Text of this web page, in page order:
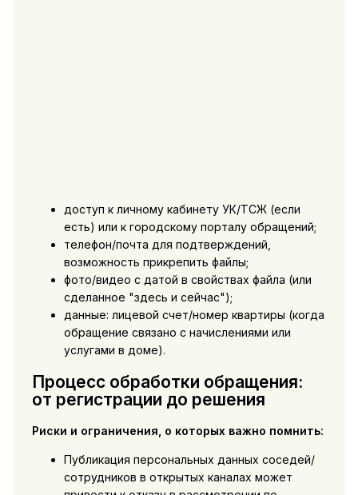
доступ к личному кабинету УК/ТСЖ (если
есть) или к городскому порталу обращений;
телефон/почта для подтверждений,
возможность прикрепить файлы;
фото/видео с датой в свойствах файла (или
сделанное "здесь и сейчас");
данные: лицевой счет/номер квартиры (когда
обращение связано с начислениями или
услугами в доме).
Процесс обработки обращения:
от регистрации до решения
Риски и ограничения, о которых важно помнить:
Публикация персональных данных соседей/
сотрудников в открытых каналах может